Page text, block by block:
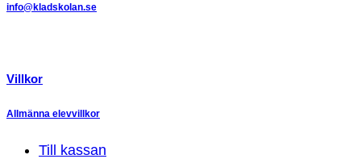
info@kladskolan.se
Villkor
Allmänna elevvillkor
Till kassan